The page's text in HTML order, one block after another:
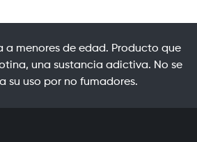
menores de edad. Producto que
una sustancia adictiva. No se
su uso por no fumadores.